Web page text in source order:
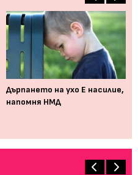
Дърпането на ухо Е насилие,
напомня НМД